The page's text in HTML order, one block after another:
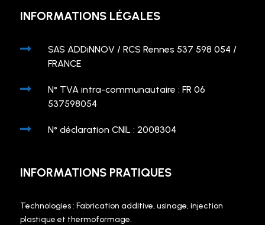
INFORMATIONS LÉGALES

SAS ADDiNNOV / RCS Rennes 537 598 054 /
FRANCE

N° TVA intra-communautaire : FR 06
537598054
 N° déclaration CNIL : 2008304
INFORMATIONS PRATIQUES
Technologies : Fabrication additive, usinage, injection
plastique et thermoformage.